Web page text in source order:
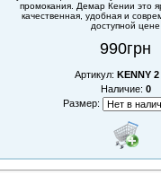
промокания. Демар Кении это
качественная, удобная и
доступной цене
990грн
Артикул: KENNY 2
Наличие: 0
Размер: